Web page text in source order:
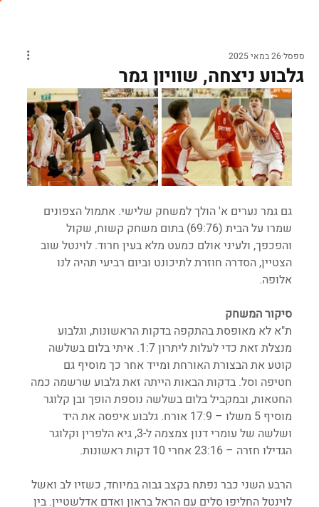
גלבוע ניצחה, שוויון גמר
ספסל 26 במאי 2025
גם גמר נערים א' הולך למשחק שלישי. אתמול הצפונים
שמרו על הבית (69:76) בתום משחק קשוח, שקול
והפכפך, ולעיני אולם כמעט מלא בעין חרוד. לוינטל שוב
הצטיין, הסדרה חוזרת לתיכונט וביום רביעי תהיה לנו
אלופה.
סיקור המשחק
ת"א לא מאופסת בהתקפה בדקות הראשונות, וגלבוע
מנצלת זאת כדי לעלות ליתרון 1:7. איתי בלום בשלשה
קוטע את הבצורת האורחת ומייד אחר כך מוסיף גם
חטיפה וסל. בדקות הבאות הייתה זאת גלבוע שרשמה כמה
החטאות, ובמקביל בלום בשלשה נוספת הופך ובן קלוגר
מוסיף 5 משלו – 17:9 אורח. גלבוע איפסה את היד
ושלשה של עומרי דנון צמצמה ל-3, גיא הלפרין וקלוגר
הגדילו חזרה – 23:16 אחרי 10 דקות ראשונות.
הרבע השני כבר נפתח בקצב גבוה במיוחד, כשזיו לב ואשל
לוינטל החליפו סלים עם הראל בראון ואדם אדלשטיין. בין